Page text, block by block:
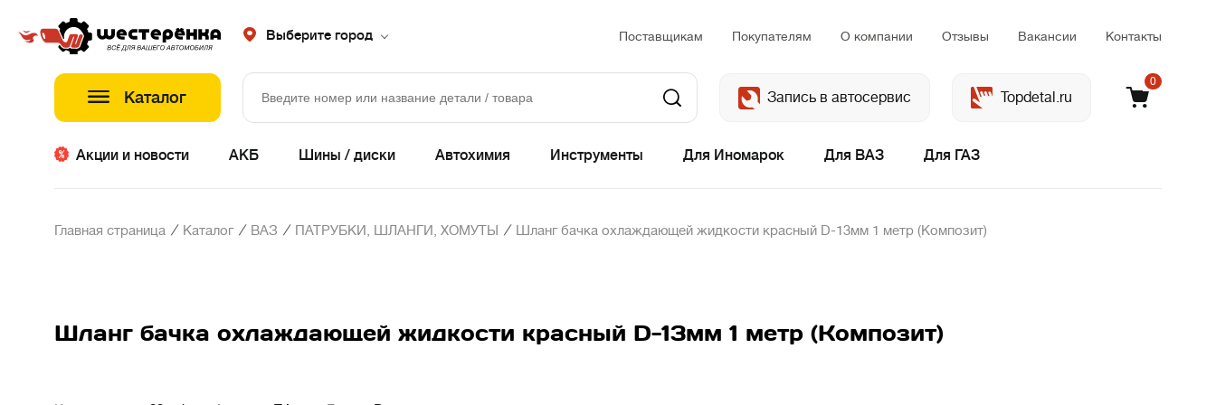
Выберите город Поставщикам Покупателям О компании Отзывы Вакансии Контакты
Каталог Запись в автосервис Topdetal.ru
0
Акции и новости АКБ Шины / диски Автохимия Инструменты Для Иномарок Для ВАЗ Для ГАЗ
Главная страница / Каталог / ВАЗ / ПАТРУБКИ, ШЛАНГИ, ХОМУТЫ / Шланг бачка охлаждающей жидкости красный D-13мм 1 метр (Композит)
Шланг бачка охлаждающей жидкости красный D-13мм 1 метр (Композит)